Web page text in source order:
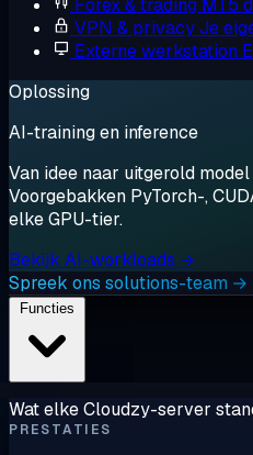
Forex & trading MT5
VPN & privacyJe
Externe werkstation
Oplossing
AI-training en inference
Van idee naar uitgerold
Voorgebakken PyTorch-,
elke GPU-tier.
Bekijk AI-workloads →
Spreek ons solutions-team →
Wat elke Cloudzy-server
PRESTATIES